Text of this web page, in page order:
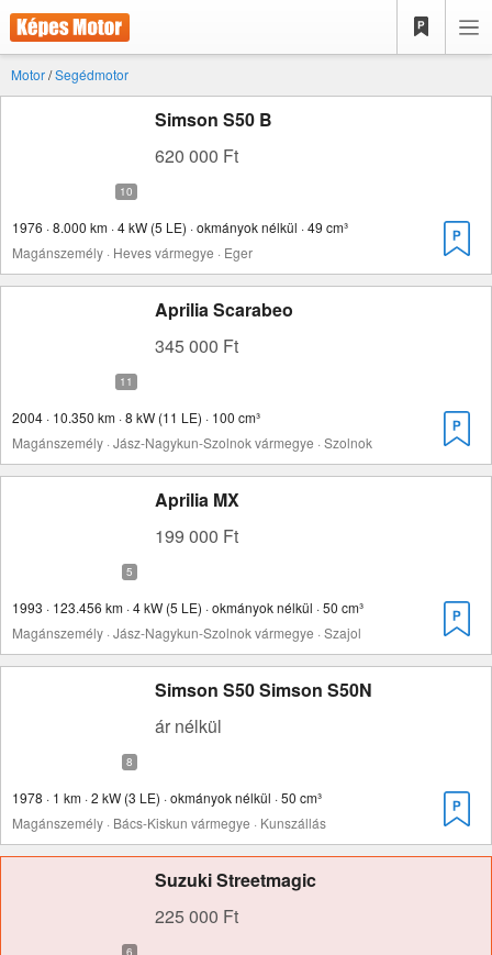
Motor/Segédmotor
Simson S50 B
620 000 Ft
1976 · 8.000 km · 4 kW (5 LE) · okmányok nélkül · 49 cm³
Magánszemély · Heves vármegye · Eger
Aprilia Scarabeo
345 000 Ft
2004 · 10.350 km · 8 kW (11 LE) · 100 cm³
Magánszemély · Jász-Nagykun-Szolnok vármegye · Szolnok
Aprilia MX
199 000 Ft
1993 · 123.456 km · 4 kW (5 LE) · okmányok nélkül · 50 cm³
Magánszemély · Jász-Nagykun-Szolnok vármegye · Szajol
Simson S50 Simson S50N
ár nélkül
1978 · 1 km · 2 kW (3 LE) · okmányok nélkül · 50 cm³
Magánszemély · Bács-Kiskun vármegye · Kunszállás
Suzuki Streetmagic
225 000 Ft